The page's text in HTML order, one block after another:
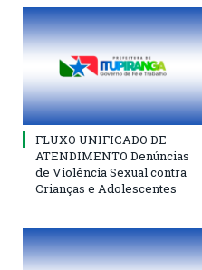
FLUXO UNIFICADO DE
ATENDIMENTO Denúncias
de Violência Sexual contra
Crianças e Adolescentes